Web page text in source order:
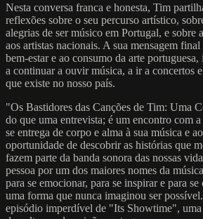
Nesta conversa franca e honesta, Tim
reflexões sobre o seu percurso artístico,
alegrias de ser músico em Portugal, e sobre
aos artistas nacionais. A sua mensagem
bem-estar e ao consumo da arte
a continuar a ouvir música, a ir a concertos
que existe no nosso país.
"Os Bastidores das Canções de Tim: Uma
do que uma entrevista; é um encontro com
se entrega de corpo e alma à sua música e
oportunidade de descobrir as histórias que
fazem parte da banda sonora das nossas
pessoa por um dos maiores nomes da
para se emocionar, para se inspirar e para
uma forma que nunca imaginou ser
episódio imperdível de "Its Showtime", uma